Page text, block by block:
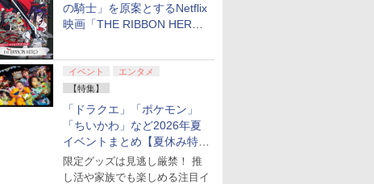
の騎士」を原案とするNetflix
映画「THE RIBBON HERO
イベント
エンタメ
【特集】
「ドラクエ」「ポケモン」
「ちいかわ」など2026年夏
イベントまとめ【夏休み特
集】
限定グッズは見逃し厳禁！ 推
し活や家族でも楽しめる注目イ